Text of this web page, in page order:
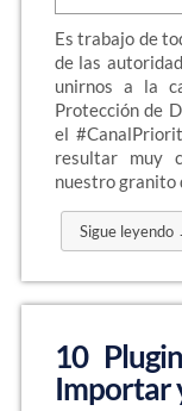
Es trabajo de
de las
unirnos a la
Protección de
el
resultar muy
nuestro granito
Sigue leyendo
10
Importar